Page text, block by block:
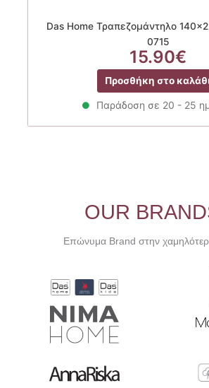
Das Home Τραπεζομάντηλο
0715
15.90€
Προσθήκη στο
Παράδοση σε 20 - 25
OUR
Επώνυμα Brand στην